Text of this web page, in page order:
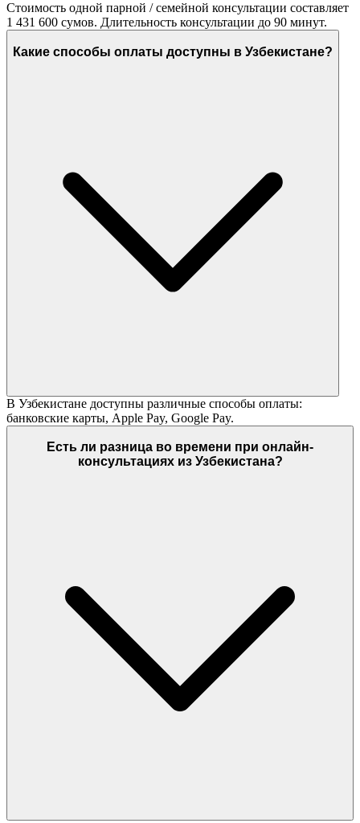
Стоимость одной парной / семейной консультации составляет
1 431 600 сумов. Длительность консультации до 90 минут.
Какие способы оплаты доступны в Узбекистане?
В Узбекистане доступны различные способы оплаты:
банковские карты, Apple Pay, Google Pay.
Есть ли разница во времени при онлайн-
консультациях из Узбекистана?